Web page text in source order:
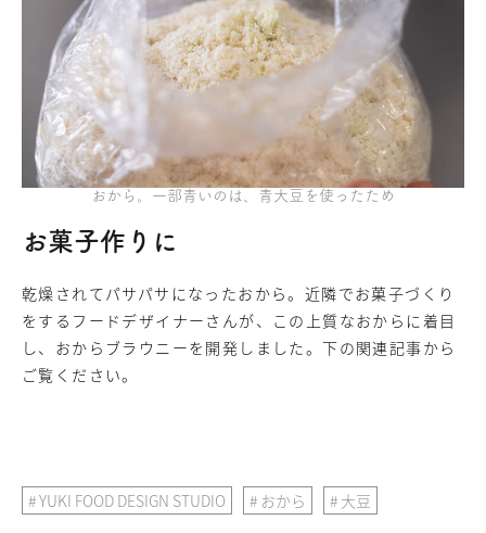
おから。一部青いのは、青大豆を使ったため
お菓子作りに
乾燥されてパサパサになったおから。近隣でお菓子づくり
をするフードデザイナーさんが、この上質なおからに着目
し、おからブラウニーを開発しました。下の関連記事から
ご覧ください。
YUKI FOOD DESIGN STUDIO おから 大豆